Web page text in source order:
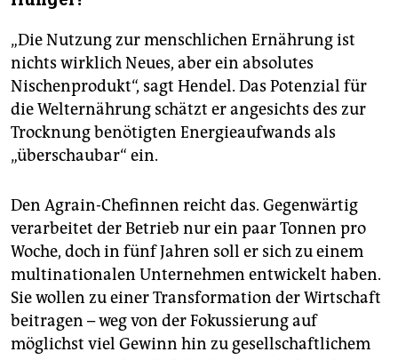
„Die Nutzung zur menschlichen Ernährung ist
nichts wirklich Neues, aber ein absolutes
Nischenprodukt“, sagt Hendel. Das Potenzial für
die Welternährung schätzt er angesichts des zur
Trocknung benötigten Energieaufwands als
„überschaubar“ ein.
Den Agrain-Chefinnen reicht das. Gegenwärtig
verarbeitet der Betrieb nur ein paar Tonnen pro
Woche, doch in fünf Jahren soll er sich zu einem
multinationalen Unternehmen entwickelt haben.
Sie wollen zu einer Transformation der Wirtschaft
beitragen – weg von der Fokussierung auf
möglichst viel Gewinn hin zu gesellschaftlichem